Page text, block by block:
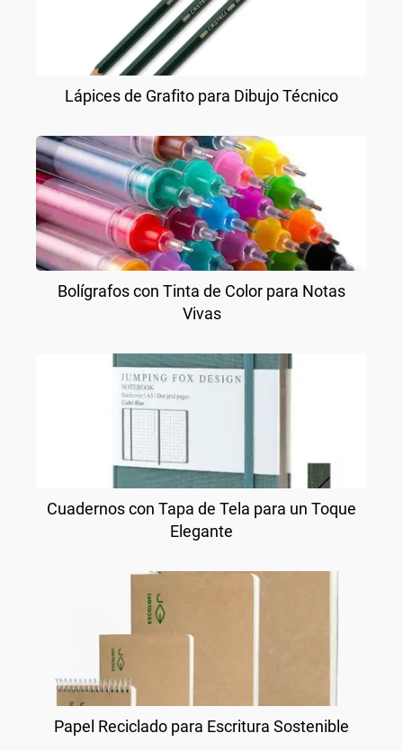
Lápices de Grafito para Dibujo Técnico
Bolígrafos con Tinta de Color para Notas
Vivas
Cuadernos con Tapa de Tela para un Toque
Elegante
Papel Reciclado para Escritura Sostenible